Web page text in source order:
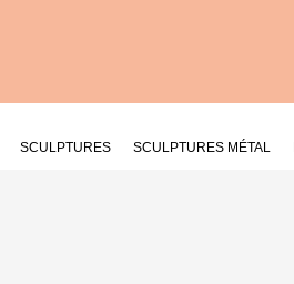
SCULPTURES SCULPTURES MÉTAL